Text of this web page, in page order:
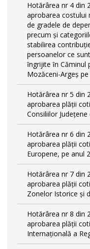
Hotărârea nr 4 din
aprobarea costului
de gradele de
precum și
stabilirea
persoanelor ce
ȋngrijite ȋn Căminul
Mozăceni-Argeș
Hotărârea nr 5 din
aprobarea plății
Consiliilor
Hotărârea nr 6 din
aprobarea plății
Europene, pe anul
Hotărârea nr 7 din
aprobarea plății
Zonelor Istorice și
Hotărârea nr 8 din
aprobarea plății
Internațională a